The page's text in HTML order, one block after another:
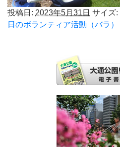
投稿日: 2023年5月31日 サイズ:
日のボランティア活動（バラ）